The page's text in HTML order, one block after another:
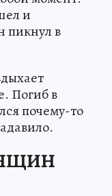
и
пикнул в
Погиб в
почему-то